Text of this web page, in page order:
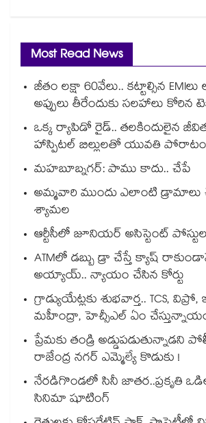
Most Read News
జీతం లక్షా 60వేలు.. కట్టాల్సిన EMIలు
అప్పులు తీరేందుకు సలహాలు కోరిన
ఒక్క ర్యాపిడో రైడ్.. తలకిందులైన
హాస్పిటల్ బిల్లులతో యువతి పోరాటం
మహబూబ్నగర్: పాము కాదు.. చేపే
అమ్మవారి ముందు ఎలాంటి
శ్యామల
ఆర్టీసీలో జూనియర్ అసిస్టెంట్‌‌ పోస్టుల
ATMలో డబ్బు డ్రా చేస్తే క్యాష్
అయ్యాయ్.. న్యాయం చేసిన కోర్టు
గ్రాడ్యుయేట్లకు శుభవార్త.. TCS,
మహీంద్రా, హెచ్సీఎల్ ఏం
ప్రేమకు తండ్రి అడ్డుపడుతున్నాడని
రాజేంద్ర నగర్ ఎమ్మెల్యే కొడుకు !
నేరడిగొండలో సినీ జాతర..ప్రకృతి
సినిమా షూటింగ్